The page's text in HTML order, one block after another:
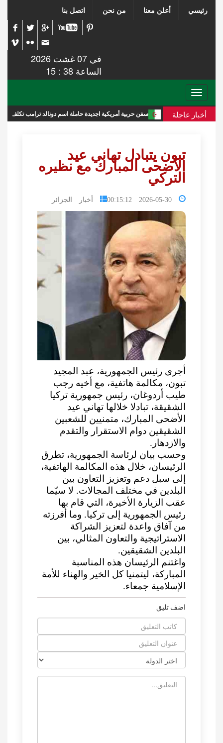
رئيسي أعلن معنا من نحن اتصل بنا
في 07 غشت 2026
الساعة 38 : 15
Toggle
navigation
أخبار عاجلة سفن حربية أمريكية اجديدة حاملة اسم دونالد ترامب تكلف الميزانية 275 مليار دولار
تبون يتبادل تهاني عيد
الأضحى المبارك مع نظيره
التركي
2026-05-30 00:15:12 أخبار الجزائر
أجرى رئيس الجمهورية، عبد المجيد
تبون، مكالمة هاتفية، مع أخيه رجب
طيب أردوغان، رئيس جمهورية تركيا
الشقيقة، تبادلا خلالها تهاني عيد
الأضحى المبارك، متمنيين للشعبين
الشقيقين دوام الاستقرار والتقدم
والازدهار.
وحسب بيان لرئاسة الجمهورية، تطرق
الرئيسان، خلال هذه المكالمة الهاتفية،
إلى سبل دعم وتعزيز التعاون بين
البلدين في مختلف المجالات. لا سيّما
عقب الزيارة الأخيرة، التي قام بها
رئيس الجمهورية إلى تركيا. وما أفرزته
من آفاق واعدة لتعزيز الشراكة
الاستراتيجية والتعاون المثالي، بين
البلدين الشقيقين.
واغتنم الرئيسان هذه المناسبة
المباركة، ليتمنيا كل الخير والهناء للأمة
الإسلامية جمعاء.
اضف تليق